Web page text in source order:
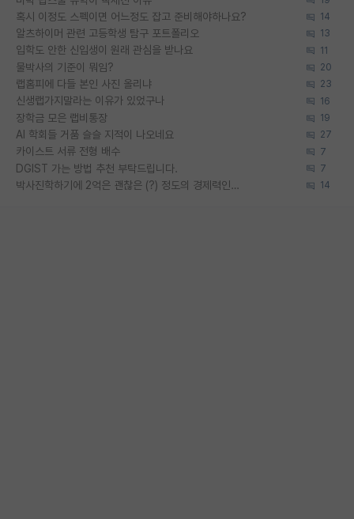
혹시 이정도 스펙이면 어느정도 잡고 준비해야하나요? 14
알츠하이머 관련 고등학생 탐구 포트폴리오 13
입학도 안한 신입생이 원래 관심을 받나요 11
물박사의 기준이 뭐임? 20
랩홈피에 다들 본인 사진 올리냐 23
신생랩가지말라는 이유가 있었구나 16
장학금 모은 랩비통장 19
AI 학회들 거품 슬슬 지적이 나오네요 27
카이스트 서류 전형 배수 7
DGIST 가는 방법 추천 부탁드립니다. 7
박사진학하기에 2억은 괜찮은 (?) 정도의 경제력인가요 14